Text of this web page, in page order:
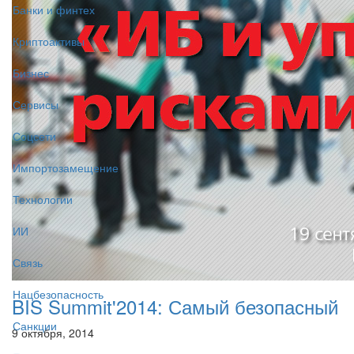
Банки и финтех
Криптоактивы
Бизнес
Сервисы
Соцсети
Импортозамещение
Технологии
ИИ
Связь
Нацбезопасность
Санкции
BIS Summit'2014: Самый безопасный
9 октября, 2014